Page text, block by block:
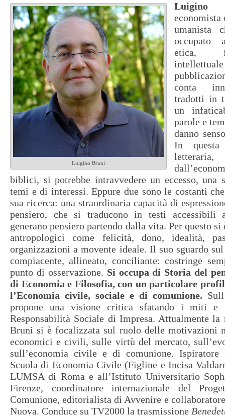
Luigino Bruni
Luigino
economista
umanista
occupato
etica,
conta
tradotti in
un
parole e
danno
In questa
biblici, si potrebbe intravvedere un eccesso, una
temi e di interessi. Eppure due sono le costanti
sua ricerca: una straordinaria capacità di
pensiero, che si traducono in testi accessibili
generano pensiero partendo dalla vita. Per questo
antropologici come felicità, dono, idealità,
organizzazioni a movente ideale. Il suo sguardo
compiacente, allineato, conciliante: costringe
punto di osservazione. Si occupa di Storia del
di Economia e Filosofia, con un particolare
l’Economia civile, sociale e di comunione.
propone una visione critica sfatando i miti e
Responsabilità Sociale di Impresa. Attualmente
Bruni si è focalizzata sul ruolo delle motivazioni
economici e civili, sulle virtù del mercato,
sull’economia civile e di comunione. Ispiratore
Scuola di Economia Civile (Figline e Incisa
LUMSA di Roma e all’Istituto Universitario
Firenze, coordinatore internazionale del
Comunione, editorialista di Avvenire e
Nuova. Conduce su TV2000 la trasmissione